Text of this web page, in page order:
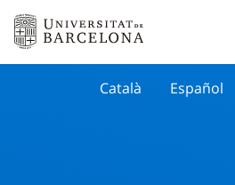
Català Español